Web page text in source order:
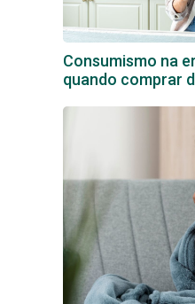
Consumismo na
quando comprar